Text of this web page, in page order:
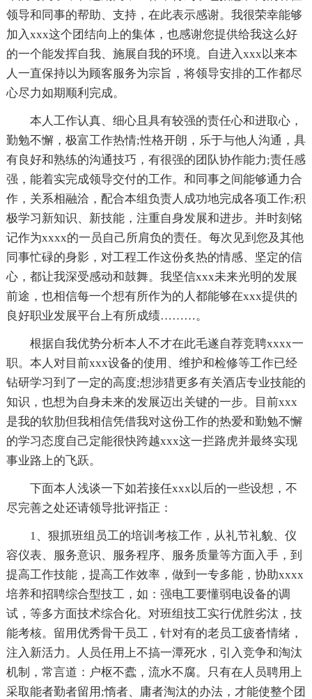
领导和同事的帮助、支持，在此表示感谢。我很荣幸能够
加入xxx这个团结向上的集体，也感谢您提供给我这么好
的一个能发挥自我、施展自我的环境。自进入xxx以来本
人一直保持以为顾客服务为宗旨，将领导安排的工作都尽
心尽力如期顺利完成。
本人工作认真、细心且具有较强的责任心和进取心，
勤勉不懈，极富工作热情;性格开朗，乐于与他人沟通，具
有良好和熟练的沟通技巧，有很强的团队协作能力;责任感
强，能着实完成领导交付的工作。和同事之间能够通力合
作，关系相融洽，配合本组负责人成功地完成各项工作;积
极学习新知识、新技能，注重自身发展和进步。并时刻铭
记作为xxxx的一员自己所肩负的责任。每次见到您及其他
同事忙碌的身影，对工程工作这份炙热的情感、坚定的信
心，都让我深受感动和鼓舞。我坚信xxx未来光明的发展
前途，也相信每一个想有所作为的人都能够在xxx提供的
良好职业发展平台上有所成绩………。
根据自我优势分析本人不才在此毛遂自荐竞聘xxxx一
职。本人对目前xxx设备的使用、维护和检修等工作已经
钻研学习到了一定的高度;想涉猎更多有关酒店专业技能的
知识，也想为自身未来的发展迈出关键的一步。目前xxx
是我的软肋但我相信凭借我对这份工作的热爱和勤勉不懈
的学习态度自己定能很快跨越xxx这一拦路虎并最终实现
事业路上的飞跃。
下面本人浅谈一下如若接任xxx以后的一些设想，不
尽完善之处还请领导批评指正：
1、狠抓班组员工的培训考核工作，从礼节礼貌、仪
容仪表、服务意识、服务程序、服务质量等方面入手，到
提高工作技能，提高工作效率，做到一专多能，协助xxxx
培养和招聘综合型技工，如：强电工要懂弱电设备的调
试，等多方面技术综合化。对班组技工实行优胜劣汰，技
能考核。留用优秀骨干员工，针对有的老员工疲沓情绪，
注入新活力。人员任用上不搞一潭死水，引入竞争和淘汰
机制，常言道：户枢不蠹，流水不腐。只有在人员聘用上
采取能者勤者留用;惰者、庸者淘汰的办法，才能使整个团